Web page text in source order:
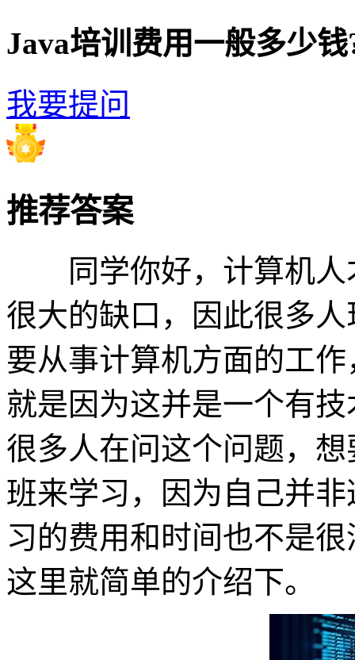
Java培训费用一般多少
我要提问
推荐答案
同学你好，计算机人
很大的缺口，因此很多
要从事计算机方面的工
就是因为这并是一个有
很多人在问这个问题，
班来学习，因为自己并
习的费用和时间也不是
这里就简单的介绍下。